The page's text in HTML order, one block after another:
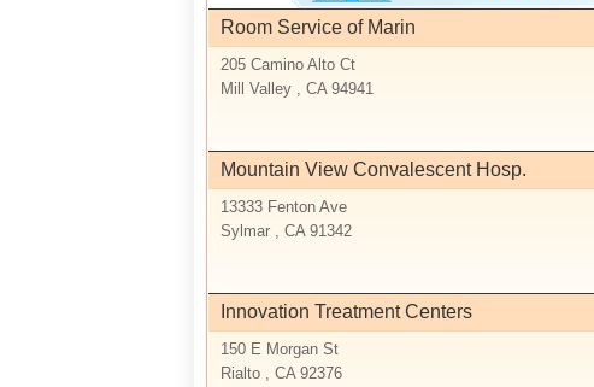
Room Service of Marin
205 Camino Alto Ct
Mill Valley , CA 94941
Mountain View Convalescent Hosp.
13333 Fenton Ave
Sylmar , CA 91342
Innovation Treatment Centers
150 E Morgan St
Rialto , CA 92376